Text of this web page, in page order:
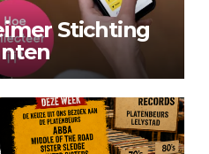
Stichting